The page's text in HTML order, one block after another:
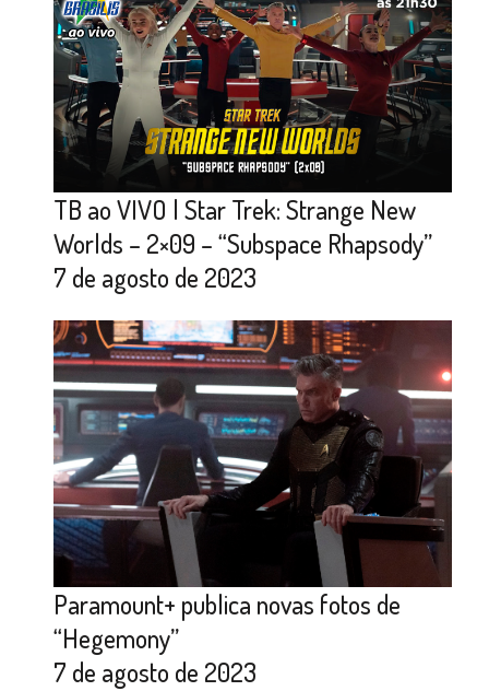
TB ao VIVO | Star Trek: Strange New
Worlds – 2×09 – “Subspace Rhapsody”
7 de agosto de 2023
Paramount+ publica novas fotos de
“Hegemony”
7 de agosto de 2023